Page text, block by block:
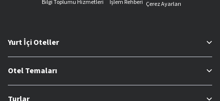
Bilgi Toplumu Hizmetleri
İşlem Rehberi Çerez Ayarları
Yurt İçi Oteller
Otel Temaları
Turlar